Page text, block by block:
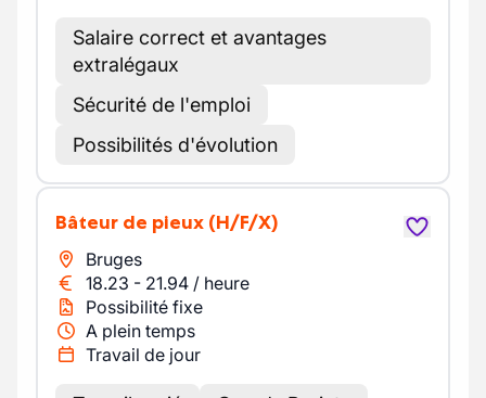
Salaire correct et avantages
extralégaux
Sécurité de l'emploi
Possibilités d'évolution
Bâteur de pieux (H/F/X)
Bruges
18.23 - 21.94 / heure
Possibilité fixe
A plein temps
Travail de jour